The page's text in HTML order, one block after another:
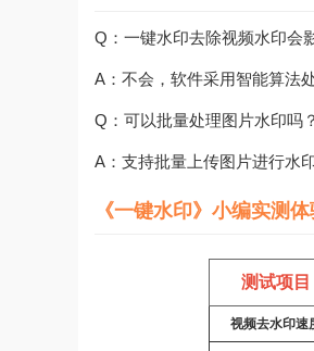
Q：一键水印去除视频水印会
A：不会，软件采用智能算法
Q：可以批量处理图片水印吗？
A：支持批量上传图片进行水
《一键水印》小编实测体
测试项目
视频去水印速